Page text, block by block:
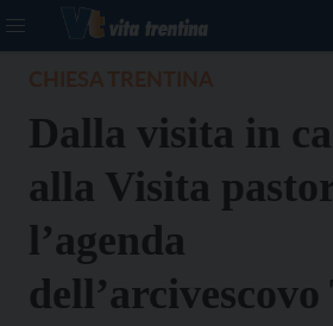
Dalla visita in
alla Visita
l’agenda